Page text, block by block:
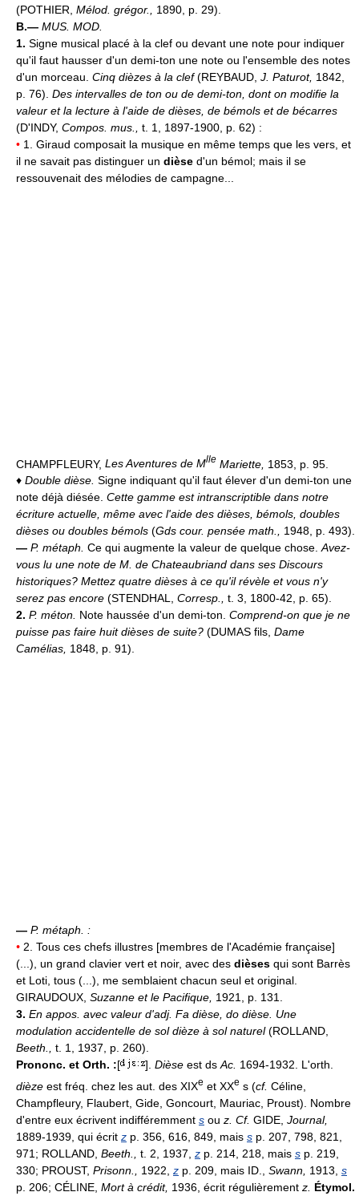
(POTHIER, Mélod. grégor.,
1890, p. 29).
B.— MUS. MOD.
1. Signe musical placé à la clef ou devant une note pour indiquer
qu'il faut hausser d'un demi-ton une note ou l'ensemble des notes
d'un morceau. Cinq dièzes à la clef(REYBAUD, J. Paturot, 1842,
p. 76). Des intervalles de ton ou de demi-ton, dont on modifie la
valeur et la lecture à l'aide de dièses, de bémols et de bécarres
(D'INDY, Compos. mus., t. 1, 1897-1900, p. 62) :
• 1. Giraud composait la musique en même temps que les vers, et
il ne savait pas distinguer un dièse d'un bémol; mais il se
ressouvenait des mélodies de campagne...
CHAMPFLEURY, Les Aventures de Mlle Mariette, 1853, p. 95.
♦ Double dièse. Signe indiquant qu'il faut élever d'un demi-ton une
note déjà diésée. Cette gamme est intranscriptible dans notre
écriture actuelle, même avec l'aide des dièses, bémols, doubles
dièses ou doubles bémols (Gds cour. pensée math., 1948, p. 493).
— P. métaph. Ce qui augmente la valeur de quelque chose.Avez-
vous lu une note de M. de Chateaubriand dans ses Discours
historiques? Mettez quatre dièses à ce qu'il révèle et vous n'y
serez pas encore (STENDHAL, Corresp., t. 3, 1800-42, p. 65).
2. P. méton. Note haussée d'un demi-ton. Comprend-on que je ne
puisse pas faire huit dièses de suite? (DUMAS fils, Dame
Camélias, 1848, p. 91).
— P. métaph. :
• 2. Tous ces chefs illustres [membres de l'Académie française]
(...), un grand clavier vert et noir, avec des dièses qui sont Barrès
et Loti, tous (...), me semblaient chacun seul et original.
GIRAUDOUX, Suzanne et le Pacifique, 1921, p. 131.
3. En appos. avec valeur d'adj. Fa dièse, do dièse. Une
modulation accidentelle de sol dièze à sol naturel(ROLLAND,
Beeth., t. 1, 1937, p. 260).
Prononc. et Orth. :[ ]. Dièse est dsAc. 1694-1932. L'orth.
dièze est fréq. chez les aut. des XIXe et XXe s (cf. Céline,
Champfleury, Flaubert, Gide, Goncourt, Mauriac, Proust). Nombre
d'entre eux écrivent indifféremment s ou z. Cf. GIDE, Journal,
1889-1939, qui écrit z p. 356, 616, 849, mais s p. 207, 798, 821,
971; ROLLAND, Beeth., t. 2, 1937, z p. 214, 218, mais s p. 219,
330; PROUST, Prisonn., 1922, z p. 209, mais ID., Swann, 1913, s
p. 206; CÉLINE, Mort à crédit, 1936, écrit régulièrement z. Étymol.